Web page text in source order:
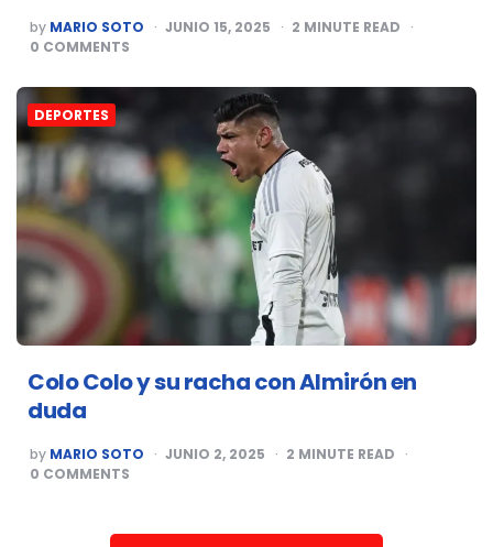
POSTED
BY
by MARIO SOTO JUNIO 15, 2025 2 MINUTE READ
0 COMMENTS
DEPORTES
Colo Colo y su racha con Almirón en
duda
POSTED
BY
by MARIO SOTO JUNIO 2, 2025 2 MINUTE READ
0 COMMENTS